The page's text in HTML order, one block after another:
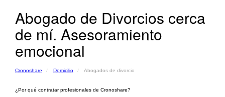
Abogado de Divorcios cerca
de mí. Asesoramiento
emocional
Cronoshare Domicilio Abogados de divorcio
¿Por qué contratar profesionales de Cronoshare?